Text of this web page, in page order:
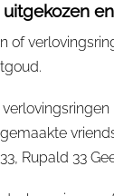
Rupald 33